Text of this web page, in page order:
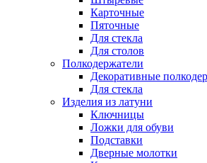
Карточные
Пяточные
Для стекла
Для столов
Полкодержатели
Декоративные
Для стекла
Изделия из латуни
Ключницы
Ложки для обуви
Подставки
Дверные молотки